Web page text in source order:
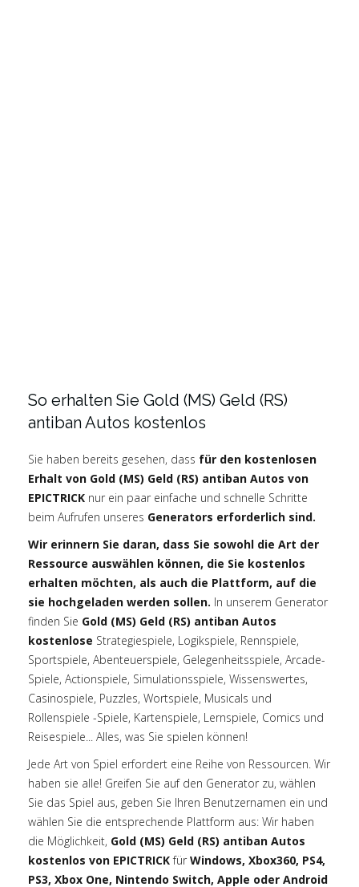
So erhalten Sie Gold (MS) Geld (RS)
antiban Autos kostenlos
Sie haben bereits gesehen, dass für den kostenlosen
Erhalt von Gold (MS) Geld (RS) antiban Autos von
EPICTRICK nur ein paar einfache und schnelle Schritte
beim Aufrufen unseres Generators erforderlich sind.
Wir erinnern Sie daran, dass Sie sowohl die Art der
Ressource auswählen können, die Sie kostenlos
erhalten möchten, als auch die Plattform, auf die
sie hochgeladen werden sollen. In unserem Generator
finden Sie Gold (MS) Geld (RS) antiban Autos
kostenlose Strategiespiele, Logikspiele, Rennspiele,
Sportspiele, Abenteuerspiele, Gelegenheitsspiele, Arcade-
Spiele, Actionspiele, Simulationsspiele, Wissenswertes,
Casinospiele, Puzzles, Wortspiele, Musicals und
Rollenspiele -Spiele, Kartenspiele, Lernspiele, Comics und
Reisespiele... Alles, was Sie spielen können!
Jede Art von Spiel erfordert eine Reihe von Ressourcen. Wir
haben sie alle! Greifen Sie auf den Generator zu, wählen
Sie das Spiel aus, geben Sie Ihren Benutzernamen ein und
wählen Sie die entsprechende Plattform aus: Wir haben
die Möglichkeit, Gold (MS) Geld (RS) antiban Autos
kostenlos von EPICTRICKfür Windows, Xbox360, PS4,
PS3, Xbox One, Nintendo Switch, Apple oder Android